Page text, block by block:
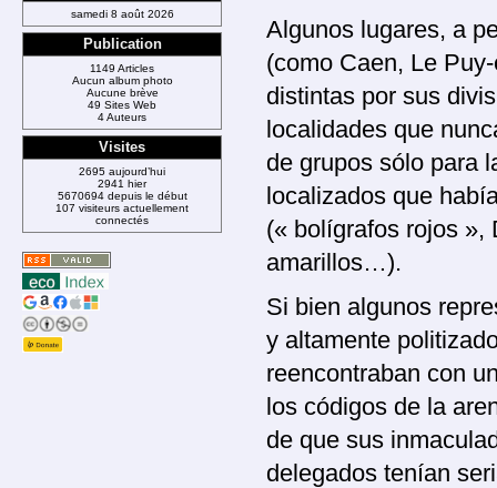
Algunos lugares, a
(como Caen, Le
distintas por sus
localidades que
de grupos sólo para
localizados que
(« bolígrafos rojos »,
amarillos…).
Si bien algunos
y altamente
reencontraban con
los códigos de la
de que sus
delegados tenían
samedi 8 août 2026
Publication
1149 Articles
Aucun album photo
Aucune brève
49 Sites Web
4 Auteurs
Visites
2695 aujourd’hui
2941 hier
5670694 depuis le début
107 visiteurs actuellement
connectés